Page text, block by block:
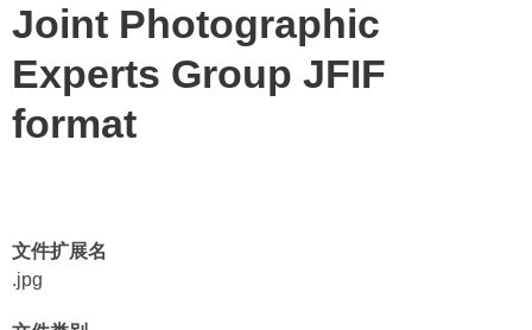
Joint Photographic
Experts Group JFIF
format
文件扩展名
.jpg